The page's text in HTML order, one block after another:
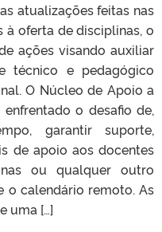
atualizações feitas nas
oferta de disciplinas, o
ações visando auxiliar
técnico e pedagógico
O Núcleo de Apoio a
o desafio de,
garantir suporte,
de apoio aos docentes
ou qualquer outro
o calendário remoto. As
uma […]